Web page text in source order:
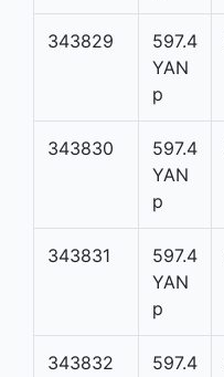
343829
597.4
YAN
p
343830
597.4
YAN
p
343831
597.4
YAN
p
343832
597.4